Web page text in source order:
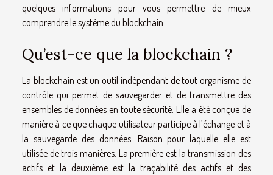
quelques informations pour vous permettre de mieux
comprendre le système du blockchain.
Qu’est-ce que la blockchain ?
La blockchain est un outil indépendant de tout organisme de
contrôle qui permet de sauvegarder et de transmettre des
ensembles de données en toute sécurité. Elle a été conçue de
manière à ce que chaque utilisateur participe à l’échange et à
la sauvegarde des données. Raison pour laquelle elle est
utilisée de trois manières. La première est la transmission des
actifs et la deuxième est la traçabilité des actifs et des